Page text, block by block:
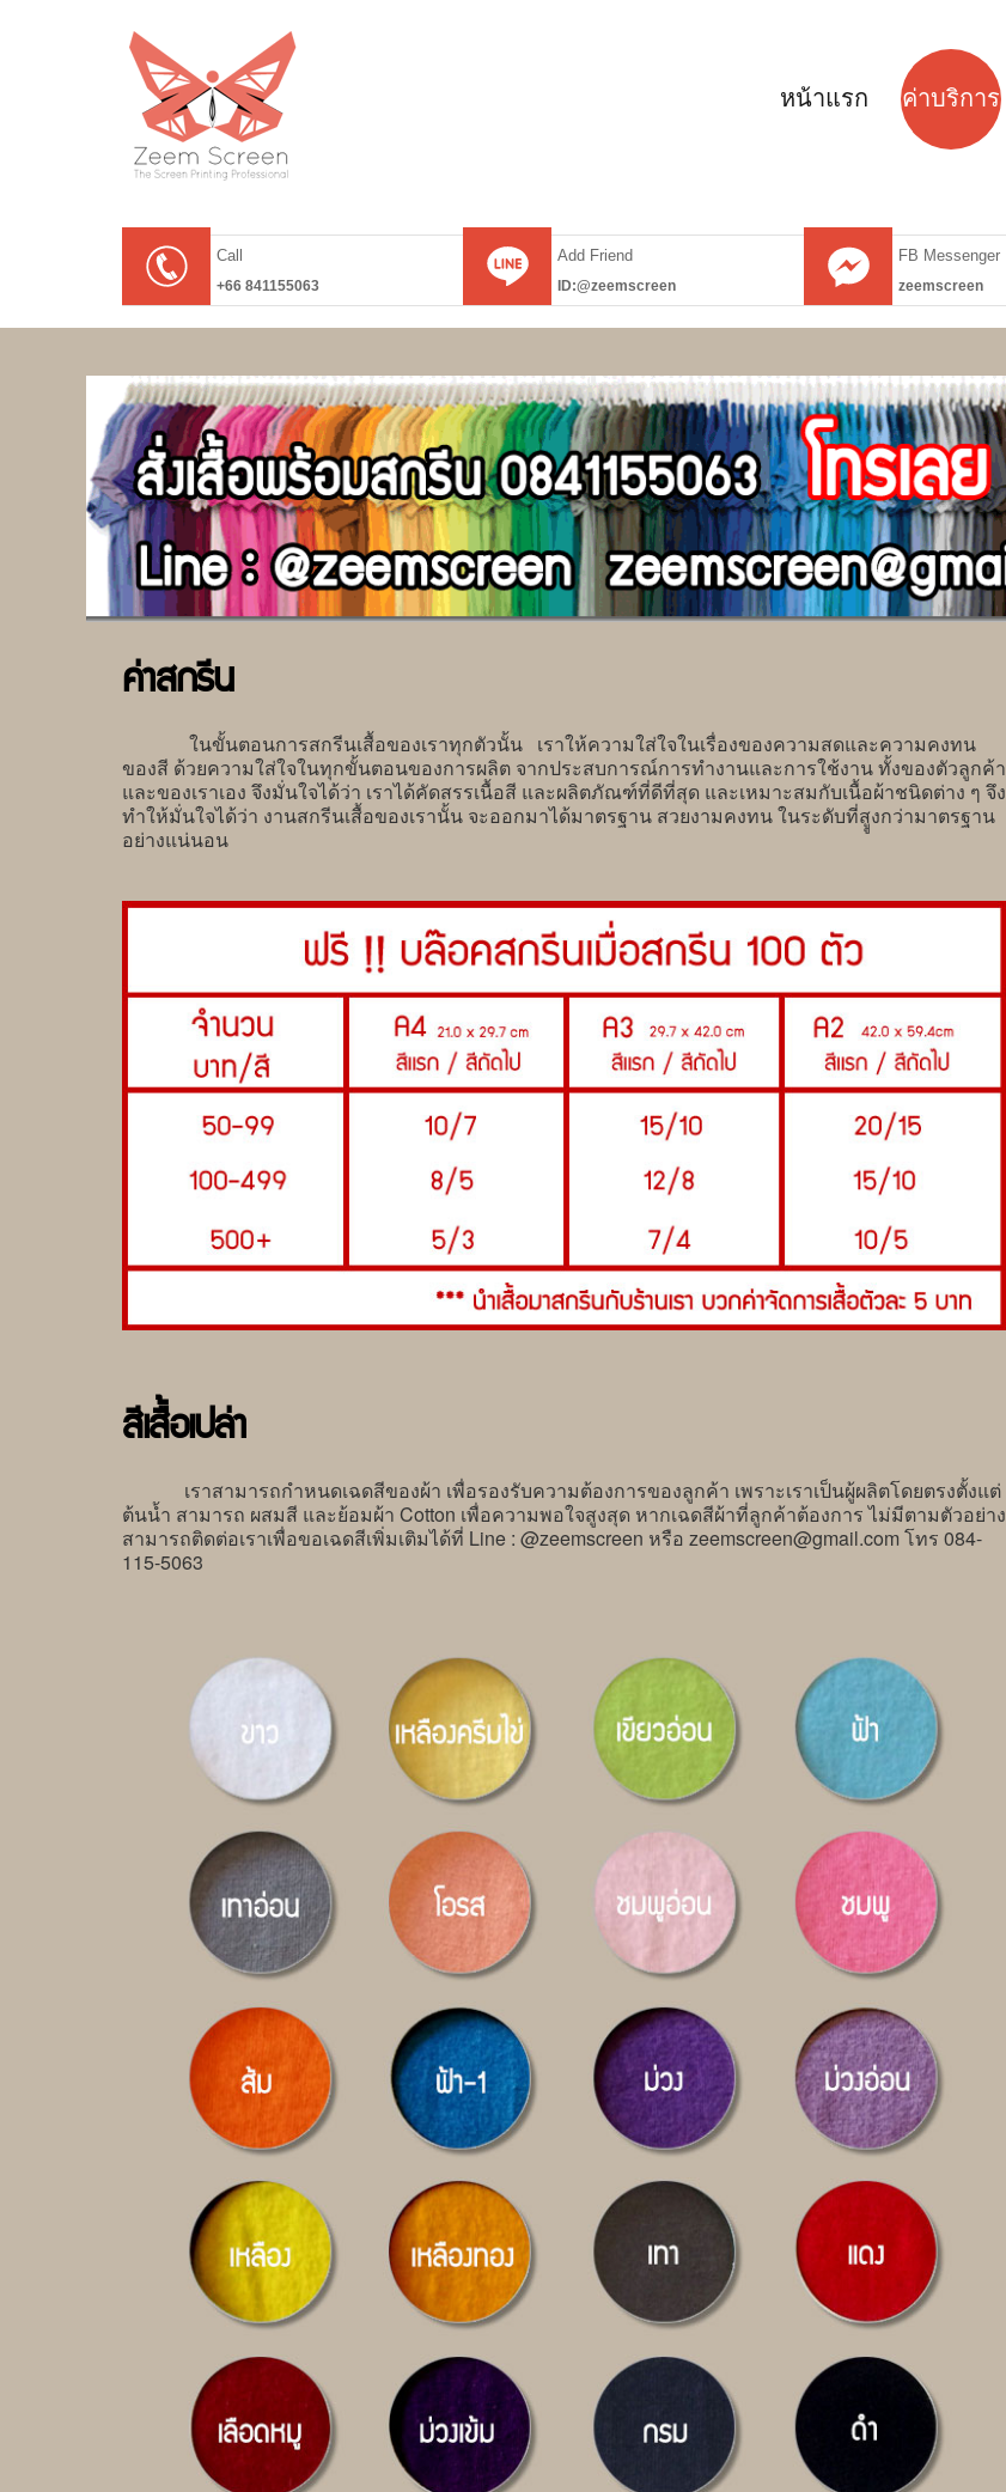
หน้าแรก ค่าบริการ
Call
+66 841155063
Add Friend
ID:@zeemscreen
FB Messenger
zeemscreen
ค่าสกรีน
ในขั้นตอนการสกรีนเสื้อของเราทุกตัวนั้น เราให้ความใส่ใจในเรื่องของความสดและความคงทน
ของสี ด้วยความใส่ใจในทุกขั้นตอนของการผลิต จากประสบการณ์การทำงานและการใช้งาน ทั้งของตัวลูกค้า
และของเราเอง จึงมั่นใจได้ว่า เราได้คัดสรรเนื้อสี และผลิตภัณฑ์ที่ดีที่สุด และเหมาะสมกับเนื้อผ้าชนิดต่าง ๆ จึง
ทำให้มั่นใจได้ว่า งานสกรีนเสื้อของเรานั้น จะออกมาได้มาตรฐาน สวยงามคงทน ในระดับที่สููงกว่ามาตรฐาน
อย่างแน่นอน
สีเสื้อเปล่า
เราสามารถกำหนดเฉดสีของผ้า เพื่อรองรับความต้องการของลูกค้า เพราะเราเป็นผู้ผลิตโดยตรงตั้งแต่
ต้นน้ำ สามารถ ผสมสี และย้อมผ้า Cotton เพื่อความพอใจสูงสุด หากเฉดสีผ้าที่ลูกค้าต้องการ ไม่มีตามตัวอย่าง
สามารถติดต่อเราเพื่อขอเฉดสีเพิ่มเติมได้ที่ Line : @zeemscreen หรือ zeemscreen@gmail.com โทร 084-
115-5063